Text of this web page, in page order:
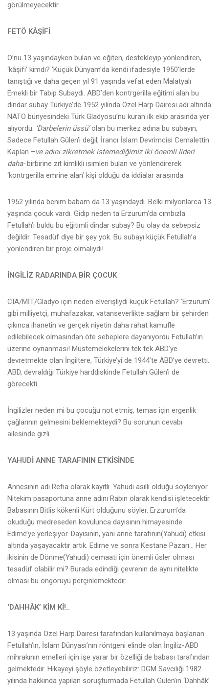
görülmeyecektir.
FETÖ KÂŞİFİ
O’nu 13 yaşındayken bulan ve eğiten, destekleyip yönlendiren,
‘kâşifi’ kimdi? ‘Küçük Dünyam’da kendi ifadesiyle 1950’lerde
tanıştığı ve daha geçen yıl 91 yaşında vefat eden Malatyalı
Emekli bir Tabip Subaydı. ABD’den kontrgerilla eğitimi alan bu
dindar subay Türkiye’de 1952 yılında Özel Harp Dairesi adı altında
NATO bünyesindeki Türk Gladyosu’nu kuran ilk ekip arasında yer
alıyordu. ‘Darbelerin üssü’olan bu merkez adına bu subayın,
Sadece Fetullah Gülen’i değil, İrancı İslam Devrimcisi Cemalettin
Kaplan –ve adını zikretmek istemediğimiz iki önemli lideri
daha-birbirine zıt kimlikli isimleri bulan ve yönlendirerek
‘kontrgerilla emrine alan’ kişi olduğu da iddialar arasında.
1952 yılında benim babam da 13 yaşındaydı. Belki milyonlarca 13
yaşında çocuk vardı. Gidip neden ta Erzurum’da cımbızla
Fetullah’ı buldu bu eğitimli dindar subay? Bu olay da sebepsiz
değildir. Tesadüf diye bir şey yok. Bu subayı küçük Fetullah’a
yönlendiren bir proje olmalıydı!
İNGİLİZ RADARINDA BİR ÇOCUK
CIA/MİT/Gladyo için neden elverişliydi küçük Fetullah? ‘Erzurum’
gibi milliyetçi, muhafazakar, vatanseverlikte sağlam bir şehirden
çıkınca ihanetin ve gerçek niyetin daha rahat kamufle
edilebilecek olmasından öte sebeplere dayanıyordu Fetullah’ın
üzerine oynanması! Müstemelekelerini tek tek ABD’ye
devretmekte olan İngiltere, Türkiye’yi de 1944’te ABD’ye devretti.
ABD, devraldığı Türkiye harddiskinde Fetullah Gülen’i de
görecekti.
İngilizler neden mi bu çocuğu not etmiş, temas için ergenlik
çağlarının gelmesini beklemekteydi? Bu sorunun cevabı
ailesinde gizli.
YAHUDİ ANNE TARAFININ ETKİSİNDE
Annesinin adı Refia olarak kayıtlı. Yahudi asıllı olduğu söyleniyor.
Nitekim pasaportuna anne adını Rabin olarak kendisi işletecektir.
Babasının Bitlis kökenli Kürt olduğunu söyler. Erzurum’da
okuduğu medreseden kovulunca dayısının himayesinde
Edirne’ye yerleşiyor. Dayısının, yani anne tarafının(Yahudi) etkisi
altında yaşayacaktır artık. Edirne ve sonra Kestane Pazarı… Her
ikisinin de Dönme(Yahudi) cemaati için önemli üsler olması
tesadüf olabilir mi? Burada edindiği çevrenin de aynı nitelikte
olması bu öngörüyü perçinlemektedir.
‘DAHHÂK’ KİM Kİ!..
13 yaşında Özel Harp Dairesi tarafından kullanılmaya başlanan
Fetullah’ın, İslam Dünyası’nın röntgeni elinde olan İngiliz-ABD
mihrakının emelleri için işe yarar bir özelliği de babası tarafından
gelmektedir. Hikayeyi şöyle özetleyebiliriz: DGM Savcılığı 1982
yılında hakkında yapılan soruşturmada Fetullah Gülen’in ‘Dahhâk’